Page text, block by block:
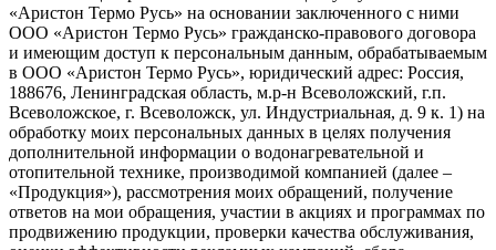
«Аристон Термо Русь» на основании заключенного с ними
ООО «Аристон Термо Русь» гражданско-правового договора
и имеющим доступ к персональным данным, обрабатываемым
в ООО «Аристон Термо Русь», юридический адрес: Россия,
188676, Ленинградская область, м.р-н Всеволожский, г.п.
Всеволожское, г. Всеволожск, ул. Индустриальная, д. 9 к. 1) на
обработку моих персональных данных в целях получения
дополнительной информации о водонагревательной и
отопительной технике, производимой компанией (далее –
«Продукция»), рассмотрения моих обращений, получение
ответов на мои обращения, участии в акциях и программах по
продвижению продукции, проверки качества обслуживания,